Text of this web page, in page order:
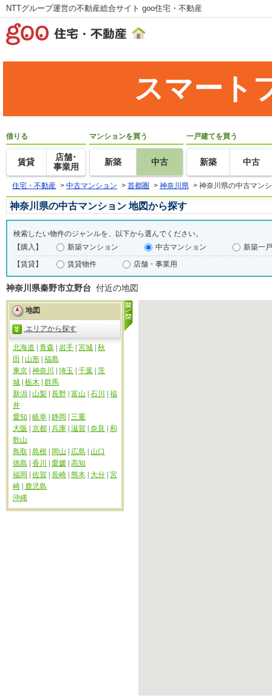
NTTグループ運営の不動産総合サイト goo住宅・不動産
スマート
借りる
賃貸
店舗･
事業用
マンションを買う
新築 中古
一戸建てを買う
新築 中古
住宅・不動産 > 中古マンション > 首都圏 > 神奈川県 > 神奈川県の中古マン
神奈川県の中古マンション 地図から探す
検索したい物件のジャンルを、以下から選んでください。
【購入】
新築マンション 中古マンション
新築一
【賃貸】
賃貸物件 店舗・事業用
神奈川県秦野市立野台 付近の地図
地図
エリアから探す
北海道 青森 岩手 宮城 秋
田
山形 福島
東京 神奈川 埼玉 千葉 茨
城 栃木 群馬
新潟
山梨 長野 富山 石川
福
井
愛知
岐阜 静岡
三重
大阪
京都 兵庫 滋賀 奈良
和
歌山
鳥取
島根 岡山 広島
山口
徳島
香川 愛媛 高知
福岡
佐賀 長崎 熊本 大分 宮
崎
鹿児島
沖縄